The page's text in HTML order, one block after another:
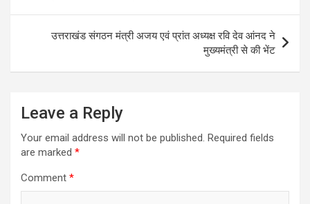
s
a
उत्तराखंड संगठन मंत्री अजय एवं प्रांत अध्यक्ष रवि देव आंनद ने
मुख्यमंत्री से की भेंट
Leave a Reply
Your email address will not be published. Required fields
are marked *
Comment *